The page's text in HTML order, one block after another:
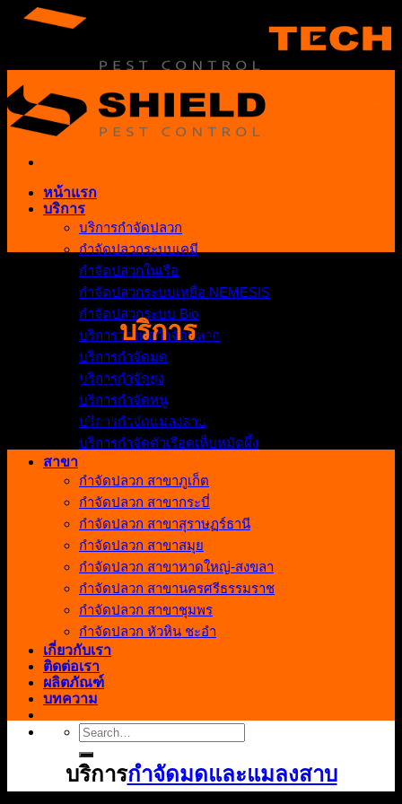
Skip
หน้าแรก
บริการ
บริการกำจัดปลวก
กำจัดปลวกระบบเคมี
กำจัดปลวกในเรือ
กำจัดปลวกระบบเหยื่อ NEMESIS
กำจัดปลวกระบบ Bio
บริการวางท่อกำจัดปลวก
บริการกำจัดมด
บริการกำจัดยุง
บริการกำจัดหนู
บริการกำจัดแมลงสาบ
บริการกำจัดตัวเรือดเห็บหมัดผึ้ง
สาขา
กำจัดปลวก สาขาภูเก็ต
กำจัดปลวก สาขากระบี่
กำจัดปลวก สาขาสุราษฏร์ธานี
กำจัดปลวก สาขาสมุย
กำจัดปลวก สาขาหาดใหญ่-สงขลา
กำจัดปลวก สาขานครศรีธรรมราช
กำจัดปลวก สาขาชุมพร
กำจัดปลวก หัวหิน ชะอำ
เกี่ยวกับเรา
ติดต่อเรา
ผลิตภัณฑ์
บทความ
Search
for:
บริการของเรา
สำรวจฟรีไม่มีค่าใช้จ่ายประเมินราคาเพื่อวิเคราะห์
ปัญหาและแนะนำการทำบริการ
บริการกำจัดมดและแมลงสาบ